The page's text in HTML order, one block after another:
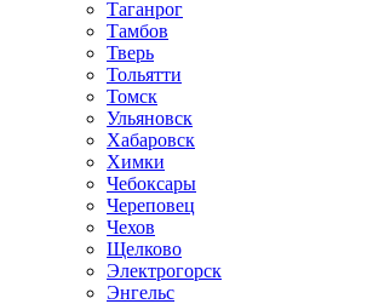
Таганрог
Тамбов
Тверь
Тольятти
Томск
Ульяновск
Хабаровск
Химки
Чебоксары
Череповец
Чехов
Щелково
Электрогорск
Энгельс